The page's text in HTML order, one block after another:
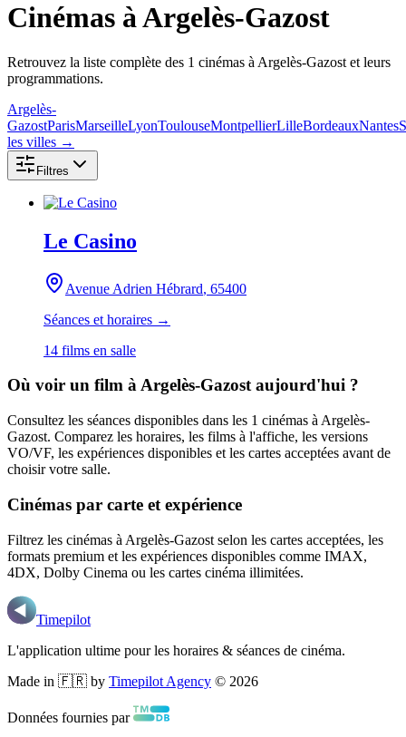
Cinémas à Argelès-Gazost
Retrouvez la liste complète des 1 cinémas à Argelès-Gazost et leurs
programmations.
Argelès-
GazostParisMarseilleLyonToulouseMontpellierLilleBordeauxNantes
les villes →
Filtres
Le Casino
Avenue Adrien Hébrard, 65400
Séances et horaires →
14 films en salle
Où voir un film à Argelès-Gazostaujourd'hui ?
Consultez les séances disponibles dans les 1 cinémas à Argelès-
Gazost. Comparez les horaires, les films à l'affiche, les versions
VO/VF, les expériences disponibles et les cartes acceptées avant de
choisir votre salle.
Cinémas par carte et expérience
Filtrez les cinémas à Argelès-Gazost selon les cartes acceptées, les
formats premium et les expériences disponibles comme IMAX,
4DX, Dolby Cinema ou les cartes cinéma illimitées.
Timepilot
L'application ultime pour les horaires & séances de cinéma.
Made in 🇫🇷 by Timepilot Agency © 2026
Données fournies par